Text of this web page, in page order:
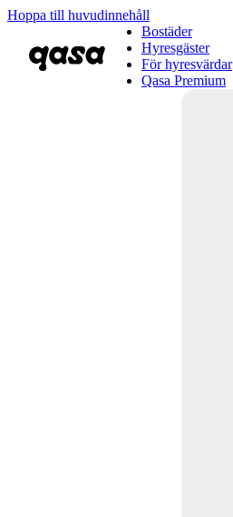
Hoppa till huvudinnehåll
Bostäder
Hyresgäster
För hyresvärdar
Qasa Premium